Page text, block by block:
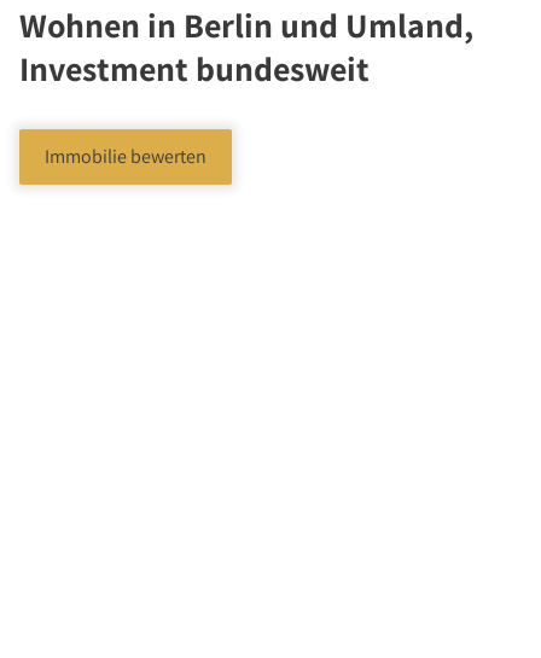
Wohnen in Berlin und Umland,
Investment bundesweit
Immobilie bewerten